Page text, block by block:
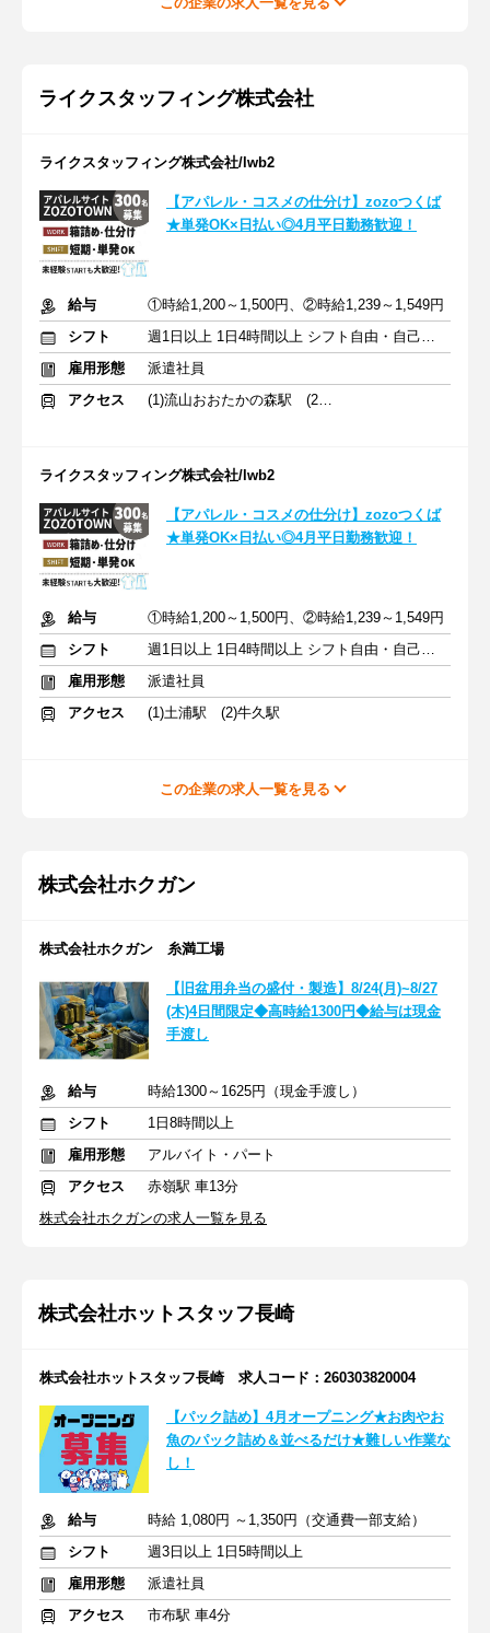
ライクスタッフィング株式会社
ライクスタッフィング株式会社/lwb2
【アパレル・コスメの仕分け】zozoつくば
★単発OK×日払い◎4月平日勤務歓迎！
給与
①時給1,200～1,500円、②時給1,239～1,549円
シフト
週1日以上 1日4時間以上 シフト自由・自己申告
雇用形態
派遣社員
アクセス
(1)流山おおたかの森駅 (2)つくば駅
ライクスタッフィング株式会社/lwb2
【アパレル・コスメの仕分け】zozoつくば
★単発OK×日払い◎4月平日勤務歓迎！
給与
①時給1,200～1,500円、②時給1,239～1,549円
シフト
週1日以上 1日4時間以上 シフト自由・自己申告
雇用形態
派遣社員
アクセス
(1)土浦駅 (2)牛久駅
この企業の求人一覧を見る
株式会社ホクガン
株式会社ホクガン 糸満工場
【旧盆用弁当の盛付・製造】8/24(月)~8/27
(木)4日間限定◆高時給1300円◆給与は現金
手渡し
給与
時給1300～1625円（現金手渡し）
シフト
1日8時間以上
雇用形態
アルバイト・パート
アクセス
赤嶺駅 車13分
株式会社ホクガンの求人一覧を見る
株式会社ホットスタッフ長崎
株式会社ホットスタッフ長崎 求人コード：260303820004
【パック詰め】4月オープニング★お肉やお
魚のパック詰め＆並べるだけ★難しい作業な
し！
給与
時給 1,080円 ～1,350円（交通費一部支給）
シフト
週3日以上 1日5時間以上
雇用形態
派遣社員
アクセス
市布駅 車4分